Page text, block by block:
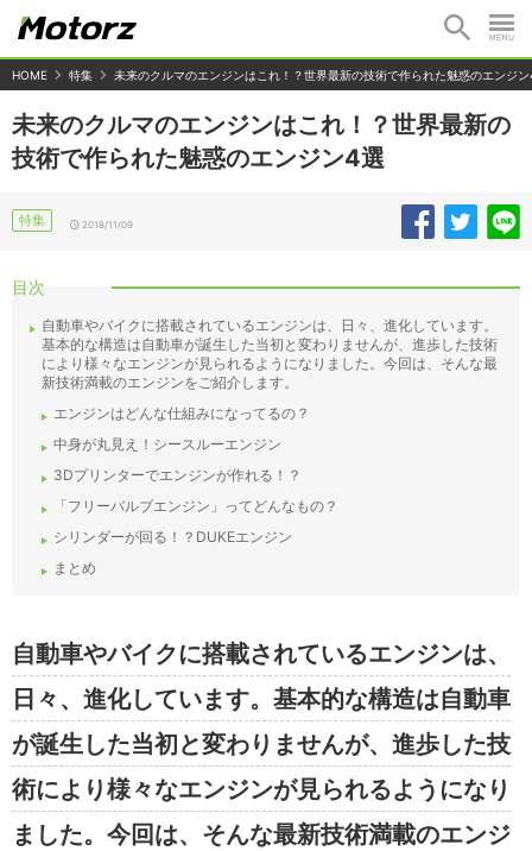
HOME 特集 未来のクルマのエンジンはこれ！？世界最新の技術で作られた魅惑のエンジ
未来のクルマのエンジンはこれ！？世界最新の
技術で作られた魅惑のエンジン4選
特集 2018/11/09
目次
自動車やバイクに搭載されているエンジンは、日々、進化しています。
基本的な構造は自動車が誕生した当初と変わりませんが、進歩した技術
により様々なエンジンが見られるようになりました。今回は、そんな最
新技術満載のエンジンをご紹介します。
エンジンはどんな仕組みになってるの？
中身が丸見え！シースルーエンジン
3Dプリンターでエンジンが作れる！？
「フリーバルブエンジン」ってどんなもの？
シリンダーが回る！？DUKEエンジン
まとめ
自動車やバイクに搭載されているエンジンは、
日々、進化しています。基本的な構造は自動車
が誕生した当初と変わりませんが、進歩した技
術により様々なエンジンが見られるようになり
ました。今回は、そんな最新技術満載のエンジ